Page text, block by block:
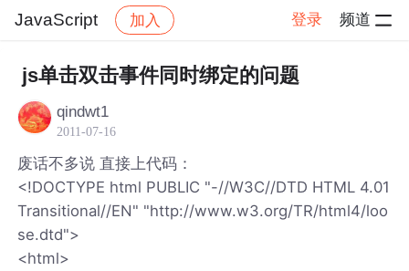
JavaScript 加入 登录 频道
社区 JavaScript 帖子详情
js单击双击事件同时绑定的问题
qindwt1
2011-07-16
废话不多说 直接上代码：
<!DOCTYPE html PUBLIC "-//W3C//DTD HTML 4.01
Transitional//EN" "http://www.w3.org/TR/html4/loo
se.dtd">
<html>